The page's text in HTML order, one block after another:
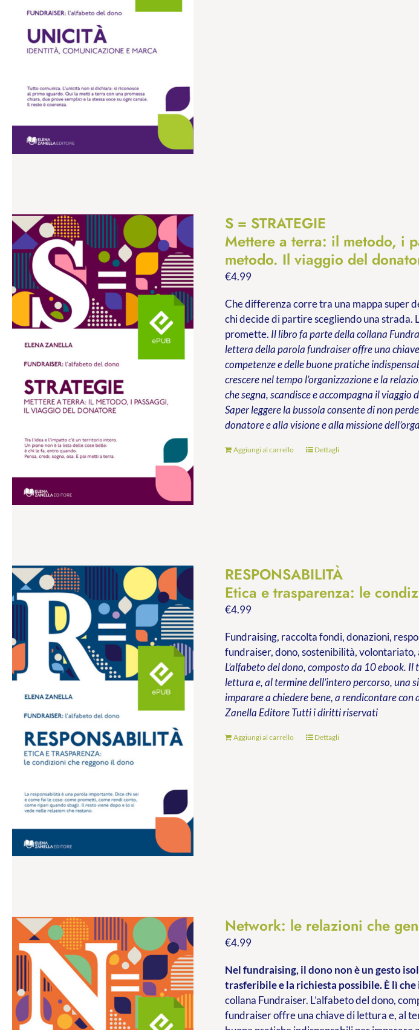
S = STRATEGIE
Mettere a terra: il metodo, i
metodo. Il viaggio del
€4.99
Che differenza corre tra una mappa super
chi decide di partire scegliendo una strada.
promette. Il libro fa parte della collana
lettera della parola fundraiser offre una
competenze e delle buone pratiche
crescere nel tempo l’organizzazione e la
che segna, scandisce e accompagna il
Saper leggere la bussola consente di non
donatore e alla visione e alla missione
Aggiungi al carrello Dettagli
RESPONSABILITÀ
Etica e trasparenza: le
€4.99
Fundraising, raccolta fondi, donazioni,
fundraiser, dono, sostenibilità,
L’alfabeto del dono, composto da 10 ebook.
lettura e, al termine dell’intero percorso, una
imparare a chiedere bene, a rendicontare
Zanella EditoreTutti i diritti riservati
Aggiungi al carrello Dettagli
Network: le relazioni che
€4.99
Nel fundraising, il dono non è un gesto
trasferibile e la richiesta possibile. È lì
collana Fundraiser. L’alfabeto del dono,
fundraiser offre una chiave di lettura e, al